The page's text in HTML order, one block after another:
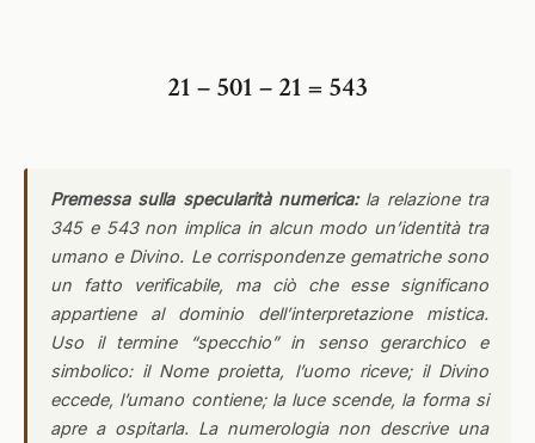
21 – 501 – 21 = 543
Premessa sulla specularità numerica:la relazione tra
345 e 543 non implica in alcun modo un’identità tra
umano e Divino. Le corrispondenze gematriche sono
un fatto verificabile, ma ciò che esse significano
appartiene al dominio dell’interpretazione mistica.
Uso il termine “specchio” in senso gerarchico e
simbolico: il Nome proietta, l’uomo riceve; il Divino
eccede, l’umano contiene; la luce scende, la forma si
apre a ospitarla. La numerologia non descrive una